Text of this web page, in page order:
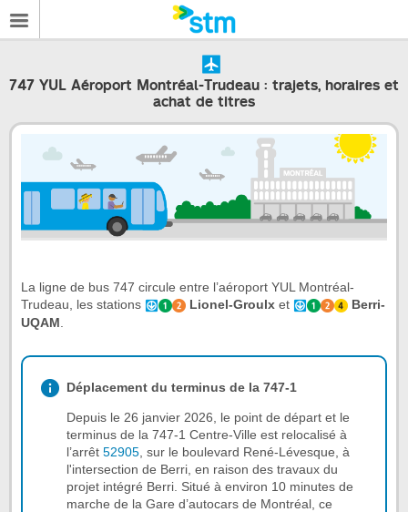
747 YUL Aéroport Montréal-Trudeau : trajets, horaires et
achat de titres
La ligne de bus 747 circule entre l’aéroport YUL Montréal-
Trudeau, les stations
Lionel-Groulx et
Berri-
UQAM
Déplacement du terminus de la 747-1
Depuis le 26 janvier 2026, le point de départ et le
terminus de la 747-1 Centre-Ville est relocalisé à
l’arrêt 52905 , sur le boulevard René-Lévesque, à
l'intersection de Berri, en raison des travaux du
projet intégré Berri. Situé à environ 10 minutes de
marche de la Gare d’autocars de Montréal, ce